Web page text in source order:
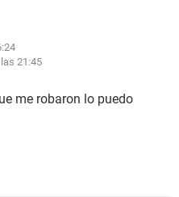
21:45
me robaron lo puedo